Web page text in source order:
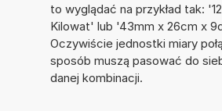
to wyglądać na przykład tak:
Kilowat' lub '43mm x 26cm x
Oczywiście jednostki miary
sposób muszą pasować do
danej kombinacji.